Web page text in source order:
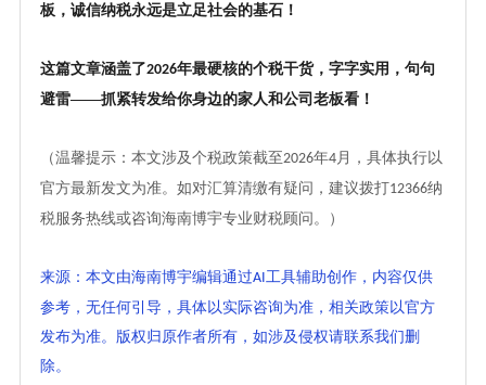
板，诚信纳税永远是立足社会的基石！
这篇文章涵盖了2026年最硬核的个税干货，字字实用，句句
避雷——抓紧转发给你身边的家人和公司老板看！
（温馨提示：本文涉及个税政策截至2026年4月，具体执行以
官方最新发文为准。如对汇算清缴有疑问，建议拨打12366纳
税服务热线或咨询海南博宇专业财税顾问 。）
来源：本文由海南博宇编辑通过AI 工具辅助创作，内容仅供
参考，无任何引导，具体以实际咨询为准，相关政策以官方
发布为准。版权归原作者所有，如涉及侵权请联系我们删
除。